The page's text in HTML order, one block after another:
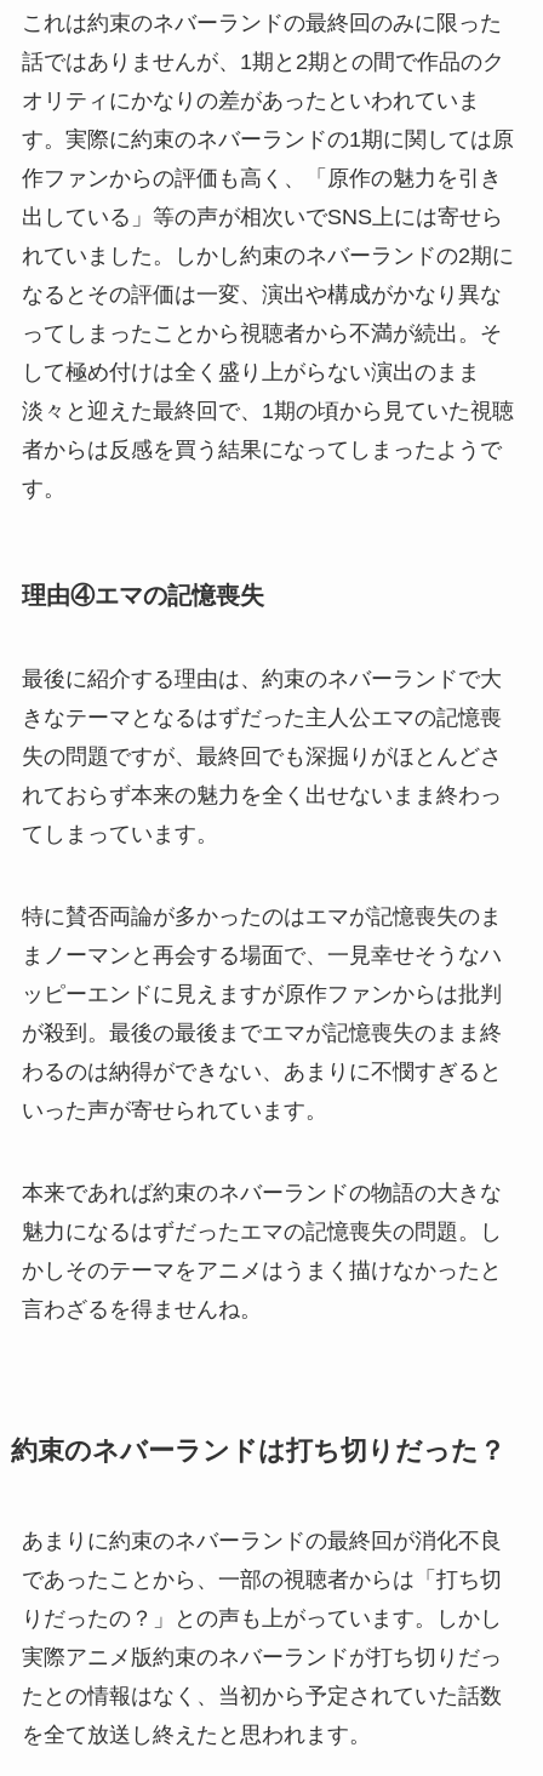
これは約束のネバーランドの最終回のみに限った
話ではありませんが、1期と2期との間で作品のク
オリティにかなりの差があったといわれていま
す。実際に約束のネバーランドの1期に関しては原
作ファンからの評価も高く、「原作の魅力を引き
出している」等の声が相次いでSNS上には寄せら
れていました。しかし約束のネバーランドの2期に
なるとその評価は一変、演出や構成がかなり異な
ってしまったことから視聴者から不満が続出。そ
して極め付けは全く盛り上がらない演出のまま
淡々と迎えた最終回で、1期の頃から見ていた視聴
者からは反感を買う結果になってしまったようで
す。
理由④エマの記憶喪失
最後に紹介する理由は、約束のネバーランドで大
きなテーマとなるはずだった主人公エマの記憶喪
失の問題ですが、最終回でも深掘りがほとんどさ
れておらず本来の魅力を全く出せないまま終わっ
てしまっています。
特に賛否両論が多かったのはエマが記憶喪失のま
まノーマンと再会する場面で、一見幸せそうなハ
ッピーエンドに見えますが原作ファンからは批判
が殺到。最後の最後までエマが記憶喪失のまま終
わるのは納得ができない、あまりに不憫すぎると
いった声が寄せられています。
本来であれば約束のネバーランドの物語の大きな
魅力になるはずだったエマの記憶喪失の問題。し
かしそのテーマをアニメはうまく描けなかったと
言わざるを得ませんね。
約束のネバーランドは打ち切りだった？
あまりに約束のネバーランドの最終回が消化不良
であったことから、一部の視聴者からは「打ち切
りだったの？」との声も上がっています。しかし
実際アニメ版約束のネバーランドが打ち切りだっ
たとの情報はなく、当初から予定されていた話数
を全て放送し終えたと思われます。